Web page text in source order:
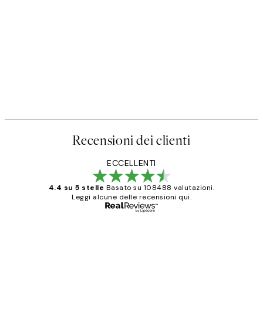
Recensioni dei clienti
ECCELLENTI
4.4 su 5 stelle Basato su 108488 valutazioni.
Leggi alcune delle recensioni qui.